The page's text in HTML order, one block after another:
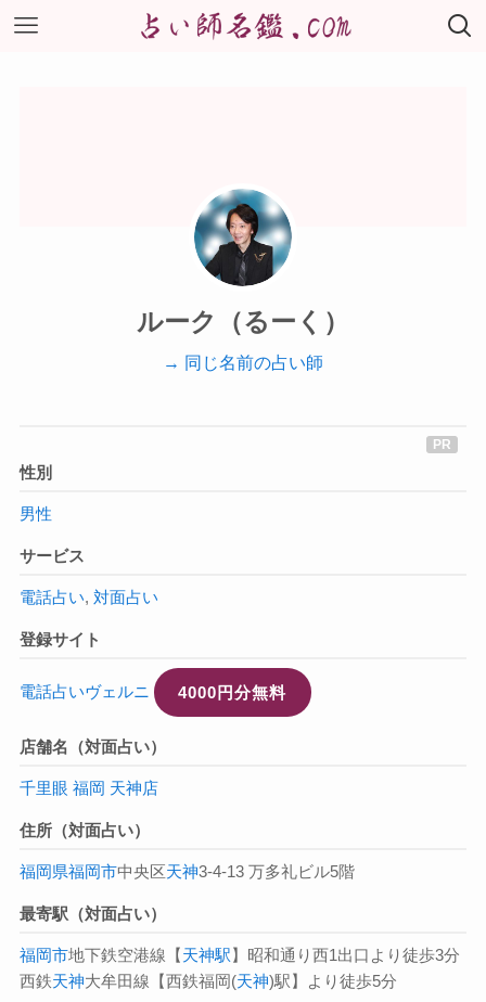
ルーク（るーく）
→ 同じ名前の占い師
性別
男性
サービス
電話占い, 対面占い
登録サイト
電話占いヴェルニ 4000円分無料
店舗名（対面占い）
千里眼 福岡 天神店
住所（対面占い）
福岡県福岡市中央区天神3-4-13 万多礼ビル5階
最寄駅（対面占い）
福岡市地下鉄空港線【天神駅】昭和通り西1出口より徒歩3分
西鉄天神大牟田線【西鉄福岡(天神)駅】より徒歩5分